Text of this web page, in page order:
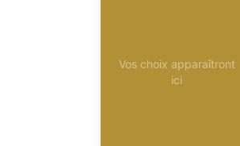
Vos choix apparaîtront
ici